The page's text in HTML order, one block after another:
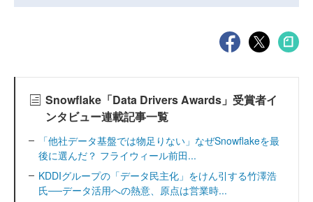
Snowflake「Data Drivers Awards」受賞者イ
ンタビュー連載記事一覧
「他社データ基盤では物足りない」なぜSnowflakeを最
後に選んだ？ フライウィール前田...
KDDIグループの「データ民主化」をけん引する竹澤浩
氏──データ活用への熱意、原点は営業時...